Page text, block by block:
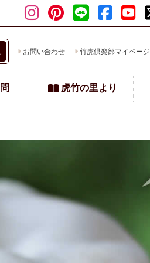
お問い合わせ 竹虎倶楽部マイページ
虎竹の里より